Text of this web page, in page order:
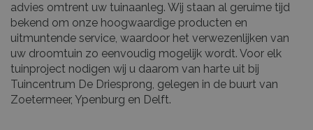
advies omtrent uw tuinaanleg. Wij staan al geruime tijd
bekend om onze hoogwaardige producten en
uitmuntende service, waardoor het verwezenlijken van
uw droomtuin zo eenvoudig mogelijk wordt. Voor elk
tuinproject nodigen wij u daarom van harte uit bij
Tuincentrum De Driesprong, gelegen in de buurt van
Zoetermeer, Ypenburg en Delft.